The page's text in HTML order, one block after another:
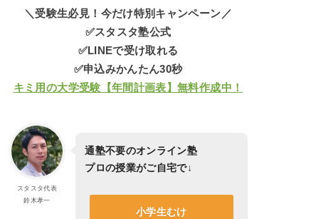
＼受験生必見！今だけ特別キャンペーン／
✅スタスタ塾公式
✅LINEで受け取れる
✅申込みかんたん30秒
キミ用の大学受験【年間計画表】無料作成中！
スタスタ代表
鈴木孝一
通塾不要のオンライン塾
プロの授業がご自宅で↓
小学生むけ